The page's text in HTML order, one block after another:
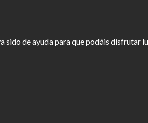
sido de ayuda para que podáis disfrutar